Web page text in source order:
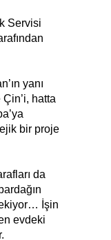
Servisi
yanı
Çin’i, hatta
bir proje
da
İşin
evdeki